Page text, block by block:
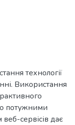
технології
Використання
потужними
сервісів дає